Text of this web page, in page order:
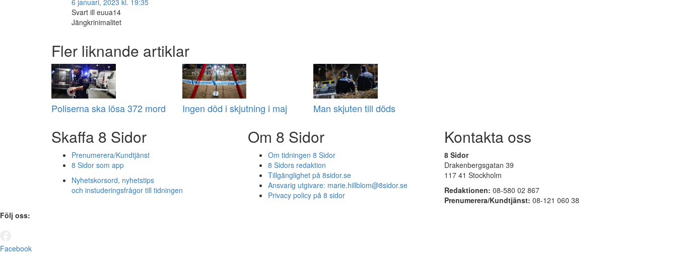
6 januari, 2023 kl. 19:35
Svart ill euua14
Jängkrinimalitet
Fler liknande artiklar
Poliserna ska lösa 372 mord Ingen död i skjutning i maj Man skjuten till döds
Skaffa 8 Sidor
Prenumerera/Kundtjänst
8 Sidor som app
Nyhetskorsord, nyhetstips
och instuderingsfrågor till tidningen
Om 8 Sidor
Om tidningen 8 Sidor
8 Sidors redaktion
Tillgänglighet på 8sidor.se
Ansvarig utgivare: marie.hillblom@8sidor.se
Privacy policy på 8 sidor
Kontakta oss
8 Sidor
Drakenbergsgatan 39
117 41 Stockholm
Redaktionen: 08-580 02 867
Prenumerera/Kundtjänst: 08-121 060 38
Följ oss:
Facebook